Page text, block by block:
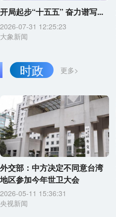
开局起步“十五五” 奋力谱写...
2026-07-31 12:25:23
大象新闻
更多>
时政
外交部：中方决定不同意台湾
地区参加今年世卫大会
2026-05-11 15:36:31
央视新闻